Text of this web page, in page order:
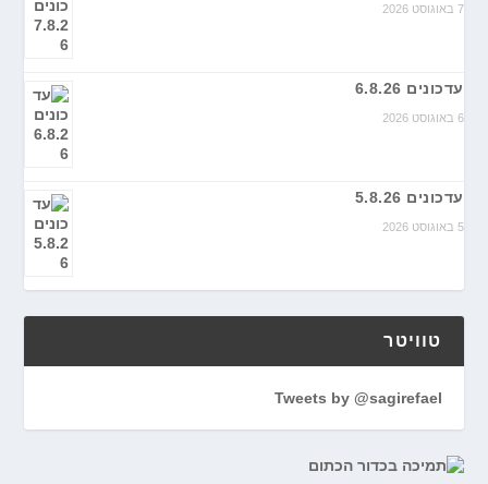
7 באוגוסט 2026
עדכונים 6.8.26
6 באוגוסט 2026
עדכונים 5.8.26
5 באוגוסט 2026
טוויטר
Tweets by @sagirefael